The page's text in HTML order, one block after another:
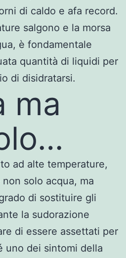
di caldo e afa record.
salgono e la morsa
è fondamentale
quantità di liquidi per
di disidratarsi.
ma
ad alte temperature,
solo acqua, ma
di sostituire gli
la sudorazione
di essere assettati per
uno dei sintomi della